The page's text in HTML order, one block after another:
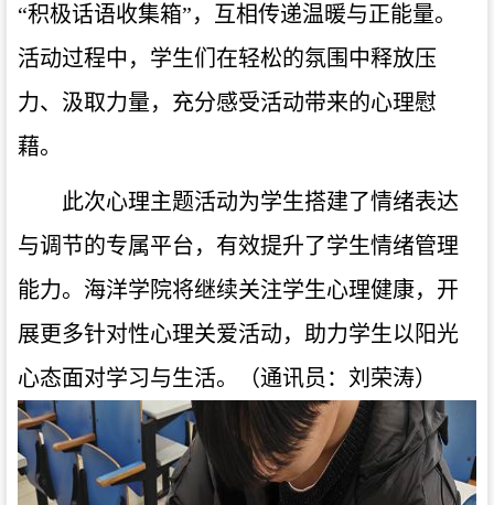
“积极话语收集箱”，互相传递温暖与正能量。
活动过程中，学生们在轻松的氛围中释放压
力、汲取力量，充分感受活动带来的心理慰
藉。
此次心理主题活动为学生搭建了情绪表达
与调节的专属平台，有效提升了学生情绪管理
能力。海洋学院将继续关注学生心理健康，开
展更多针对性心理关爱活动，助力学生以阳光
心态面对学习与生活。（通讯员：刘荣涛）